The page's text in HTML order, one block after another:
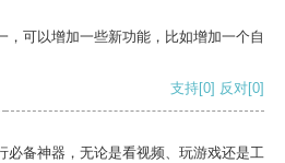
，可以增加一些新功能，比如增加一个自
支持[0] 反对[0]
必备神器，无论是看视频、玩游戏还是工